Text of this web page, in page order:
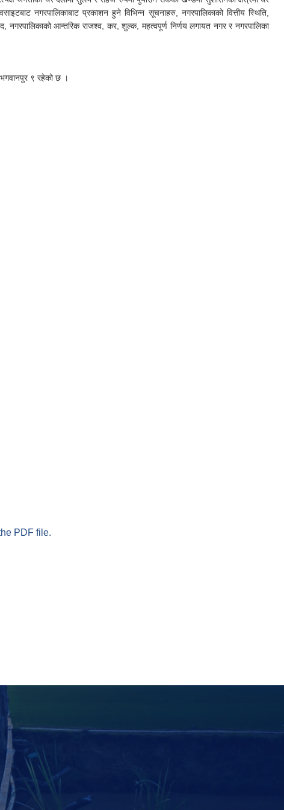
नगरपालिकाबाट प्रकाशन हुने विभिन्न सूचनाहरु, नगरपालिकाको वित्तीय स्थिति,
नगरपालिकाको आन्तरिक राजश्व, कर, शुल्क, महत्वपूर्ण निर्णय लगायत नगर र नगरपालिका
९ रहेको छ ।
PDF file.